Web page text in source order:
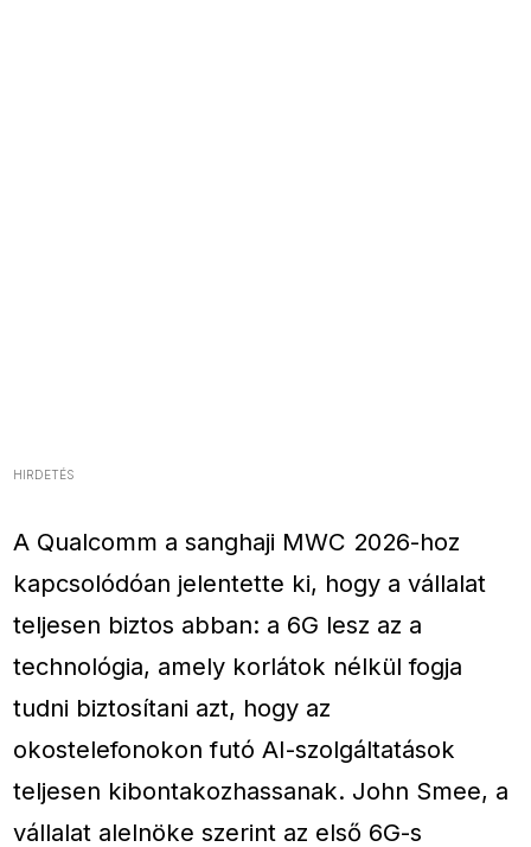
HIRDETÉS
A Qualcomm a sanghaji MWC 2026-hoz
kapcsolódóan jelentette ki, hogy a vállalat
teljesen biztos abban: a 6G lesz az a
technológia, amely korlátok nélkül fogja
tudni biztosítani azt, hogy az
okostelefonokon futó AI-szolgáltatások
teljesen kibontakozhassanak. John Smee, a
vállalat alelnöke szerint az első 6G-s